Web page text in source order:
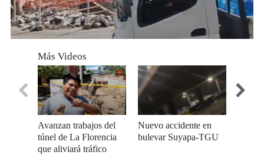
seconds
seconds
Más Videos
Avanzan trabajos del
túnel de La Florencia
que aliviará tráfico
Nuevo accidente en
bulevar Suyapa-TGU